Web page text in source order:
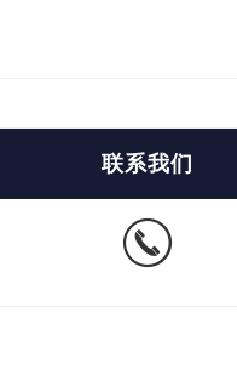
联系我们